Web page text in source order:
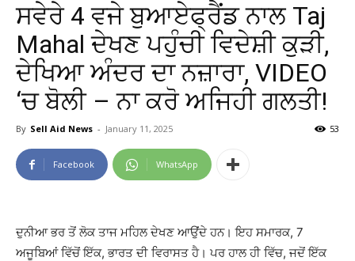
ਸਵੇਰੇ 4 ਵਜੇ ਬੁਆਏਫ੍ਰੈਂਡ ਨਾਲ Taj
Mahal ਦੇਖਣ ਪਹੁੰਚੀ ਵਿਦੇਸ਼ੀ ਕੁੜੀ,
ਦੇਖਿਆ ਅੰਦਰ ਦਾ ਨਜ਼ਾਰਾ, VIDEO
‘ਚ ਬੋਲੀ – ਨਾ ਕਰੋ ਅਜਿਹੀ ਗਲਤੀ!
By Sell Aid News - January 11, 2025 53
Facebook WhatsApp
ਦੁਨੀਆ ਭਰ ਤੋਂ ਲੋਕ ਤਾਜ ਮਹਿਲ ਦੇਖਣ ਆਉਂਦੇ ਹਨ। ਇਹ ਸਮਾਰਕ, 7
ਅਜੂਬਿਆਂ ਵਿੱਚੋਂ ਇੱਕ, ਭਾਰਤ ਦੀ ਵਿਰਾਸਤ ਹੈ। ਪਰ ਹਾਲ ਹੀ ਵਿੱਚ, ਜਦੋਂ ਇੱਕ